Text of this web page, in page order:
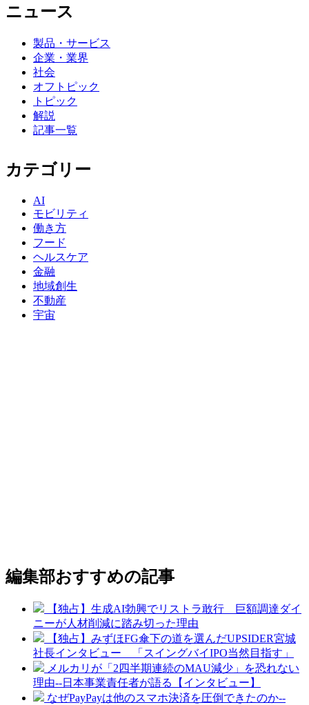
ニュース
製品・サービス
企業・業界
社会
オフトピック
トピック
解説
記事一覧
カテゴリー
AI
モビリティ
働き方
フード
ヘルスケア
金融
地域創生
不動産
宇宙
編集部おすすめの記事
【独占】生成AI勃興でリストラ敢行 巨額調達ダイ
ニーが人材削減に踏み切った理由
【独占】みずほFG傘下の道を選んだUPSIDER宮城
社長インタビュー 「スイングバイIPO当然目指す」
メルカリが「2四半期連続のMAU減少」を恐れない
理由--日本事業責任者が語る【インタビュー】
なぜPayPayは他のスマホ決済を圧倒できたのか--